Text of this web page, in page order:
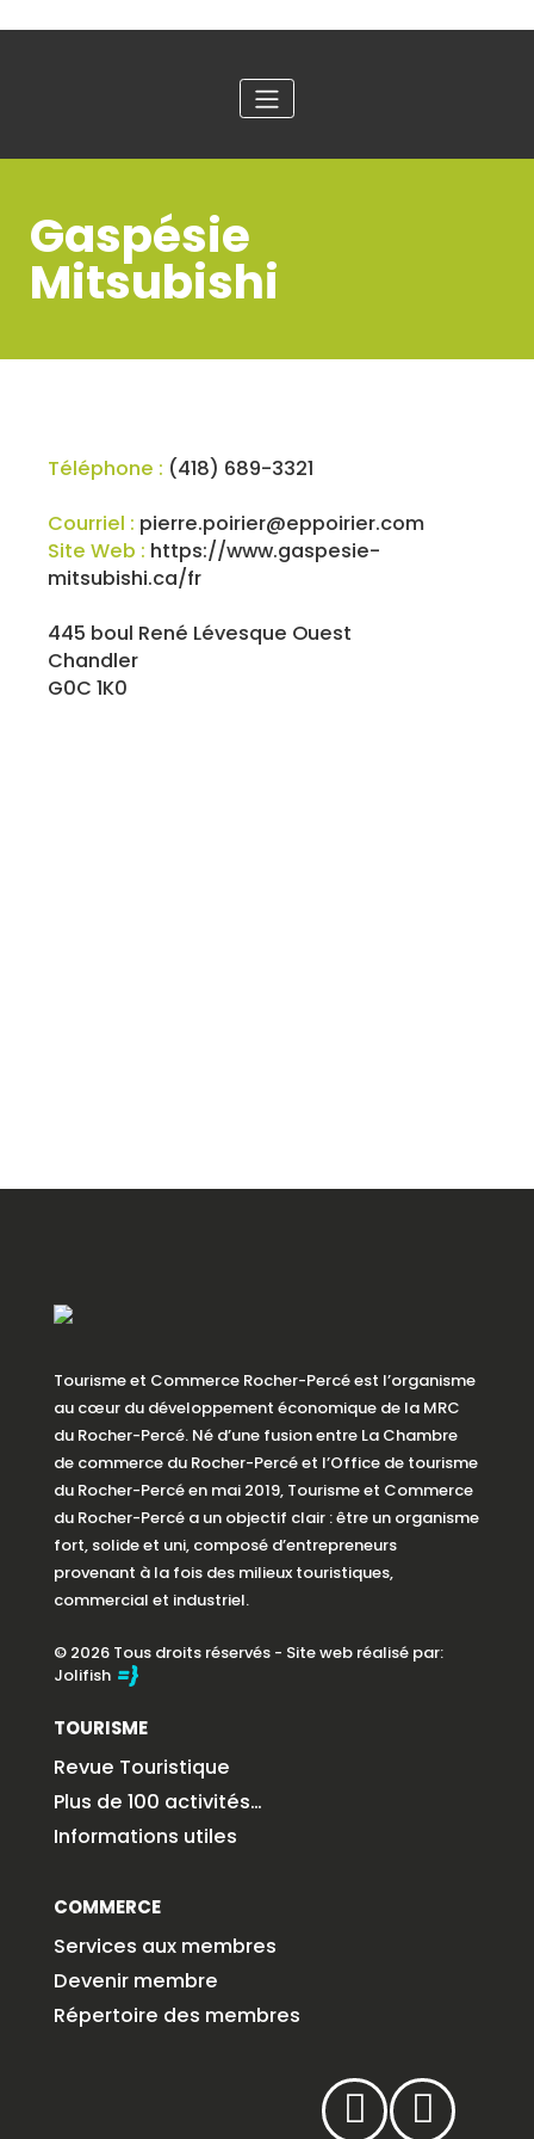
Gaspésie
Mitsubishi
Téléphone : (418) 689-3321
Courriel : pierre.poirier@eppoirier.com
Site Web : https://www.gaspesie-
mitsubishi.ca/fr
445 boul René Lévesque Ouest
Chandler
G0C 1K0
Tourisme et Commerce Rocher-Percé est l’organisme
au cœur du développement économique de la MRC
du Rocher-Percé. Né d’une fusion entre La Chambre
de commerce du Rocher-Percé et l’Office de tourisme
du Rocher-Percé en mai 2019, Tourisme et Commerce
du Rocher-Percé a un objectif clair : être un organisme
fort, solide et uni, composé d’entrepreneurs
provenant à la fois des milieux touristiques,
commercial et industriel.
© 2026 Tous droits réservés - Site web réalisé par:
Jolifish
TOURISME
Revue Touristique
Plus de 100 activités…
Informations utiles
COMMERCE
Services aux membres
Devenir membre
Répertoire des membres